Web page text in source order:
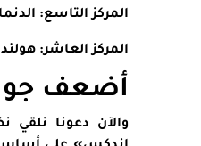
المركز التاسع:
المركز العاشر:
أضعف جواز
والآن دعونا